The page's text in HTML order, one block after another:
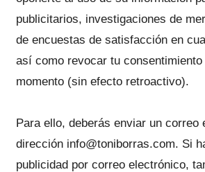
publicitarios, investigaciones de
de encuestas de satisfacción en
así como revocar tu
momento (sin efecto retroactivo).
Para ello, deberás enviar un correo
dirección info@toniborras.com. Si
publicidad por correo electrónico,